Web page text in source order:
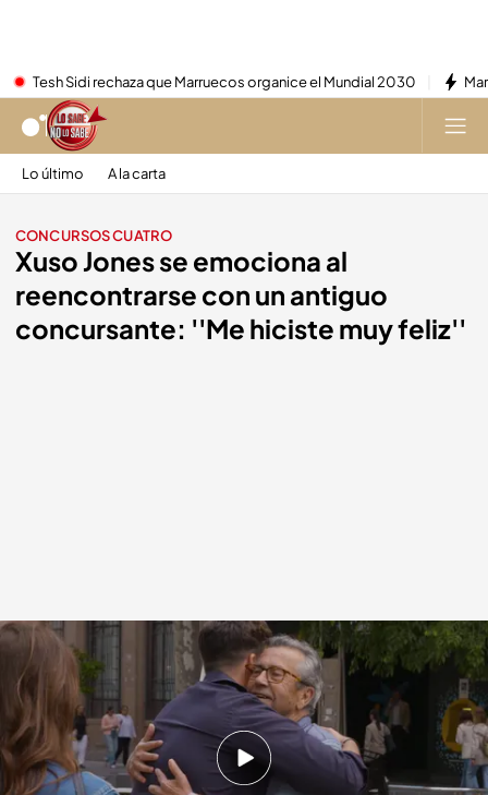
Tesh Sidi rechaza que Marruecos organice el Mundial 2030
Lo último A la carta
CONCURSOS CUATRO
Xuso Jones se emociona al
reencontrarse con un antiguo
concursante: ''Me hiciste muy feliz''
Xuso se reencuentra con Pepe, antiguo concursante cuatro.com
Lo sabe, no lo sabe
29 MAY 2025 - 19:00h.
Así ha sido el reencuentro de un